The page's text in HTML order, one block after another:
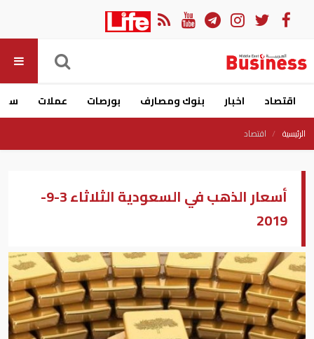
اقتصاد اخبار بنوك ومصارف بورصات عملات
الرئيسية اقتصاد
أسعار الذهب في السعودية الثلاثاء 3-9-
2019